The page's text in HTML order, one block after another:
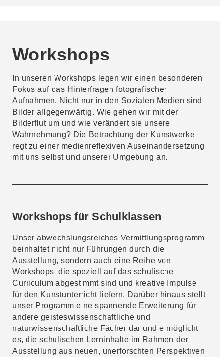
Workshops
In unseren Workshops legen wir einen besonderen
Fokus auf das Hinterfragen fotografischer
Aufnahmen. Nicht nur in den Sozialen Medien sind
Bilder allgegenwärtig. Wie gehen wir mit der
Bilderflut um und wie verändert sie unsere
Wahrnehmung? Die Betrachtung der Kunstwerke
regt zu einer medienreflexiven Auseinandersetzung
mit uns selbst und unserer Umgebung an.
Workshops für Schulklassen
Unser abwechslungsreiches Vermittlungsprogramm
beinhaltet nicht nur Führungen durch die
Ausstellung, sondern auch eine Reihe von
Workshops, die speziell auf das schulische
Curriculum abgestimmt sind und kreative Impulse
für den Kunstunterricht liefern. Darüber hinaus stellt
unser Programm eine spannende Erweiterung für
andere geisteswissenschaftliche und
naturwissenschaftliche Fächer dar und ermöglicht
es, die schulischen Lerninhalte im Rahmen der
Ausstellung aus neuen, unerforschten Perspektiven